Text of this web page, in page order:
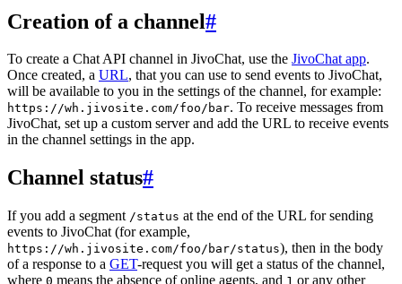
Creation of a channel#
To create a Chat API channel in JivoChat, use the JivoChat app.
Once created, a URL, that you can use to send events to JivoChat,
will be available to you in the settings of the channel, for example:
https://wh.jivosite.com/foo/bar. To receive messages from
JivoChat, set up a custom server and add the URL to receive events
in the channel settings in the app.
Channel status#
If you add a segment /status at the end of the URL for sending
events to JivoChat (for example,
https://wh.jivosite.com/foo/bar/status), then in the body
of a response to a GET-request you will get a status of the channel,
where 0 means the absence of online agents, and 1 or any other